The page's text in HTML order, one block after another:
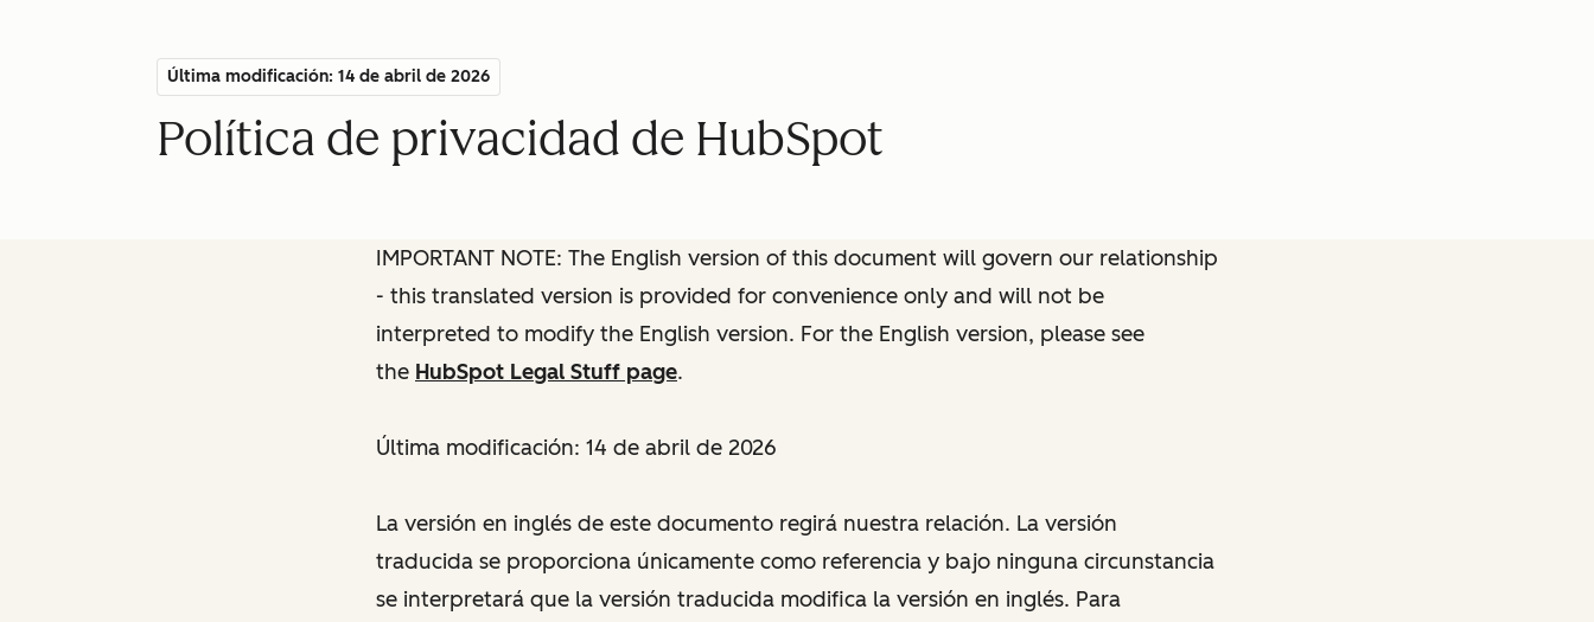
Última modificación: 14 de abril de 2026
Política de privacidad de HubSpot
IMPORTANT NOTE: The English version of this document will govern our relationship
- this translated version is provided for convenience only and will not be
interpreted to modify the English version. For the English version, please see
the HubSpot Legal Stuff page.
Última modificación: 14 de abril de 2026
La versión en inglés de este documento regirá nuestra relación. La versión
traducida se proporciona únicamente como referencia y bajo ninguna circunstancia
se interpretará que la versión traducida modifica la versión en inglés. Para